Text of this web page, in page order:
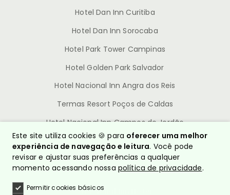
Hotel Dan Inn Curitiba
Hotel Dan Inn Sorocaba
Hotel Park Tower Campinas
Hotel Golden Park Salvador
Hotel Nacional Inn Angra dos Reis
Termas Resort Poços de Caldas
Hotel Nacional Inn Campos do Jordão
© Nacional Inn Hotéis
Este site utiliza cookies 🍪 para oferecer uma melhor
experiência de navegação e leitura. Você pode
revisar e ajustar suas preferências a qualquer
momento acessando nossa política de privacidade.
Permitir cookies básicos